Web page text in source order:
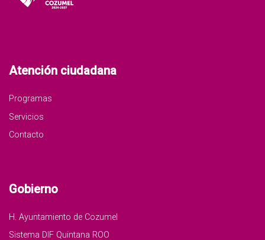
Atención ciudadana
Programas
Servicios
Contacto
Gobierno
H. Ayuntamiento de Cozumel
Sistema DIF Quintana ROO